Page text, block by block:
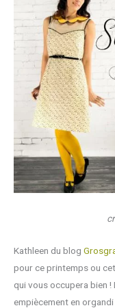
Kathleen du blog
pour ce printemps ou
qui vous occupera bien
empiècement en